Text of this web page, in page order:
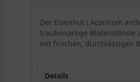
Der Eisenhut ( Aconitum
traubenartige Blütenstände
mit frischen, durchlässigen
Details